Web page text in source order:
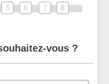
5 6 7 8
vous ?